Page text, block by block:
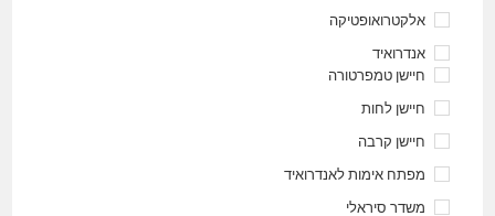
אלקטרואופטיקה
אנדרואיד
חיישן טמפרטורה
חיישן לחות
חיישן קרבה
מפתח אימות לאנדרואיד
משדר סיראלי